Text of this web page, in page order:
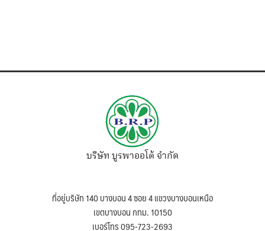
บริษัท บูรพาออโต้ จำกัด
ที่อยู่บริษัท 140 บางบอน 4 ซอย 4 แขวงบางบอนเหนือ
เขตบางบอน กทม. 10150
เบอร์โทร 095-723-2693